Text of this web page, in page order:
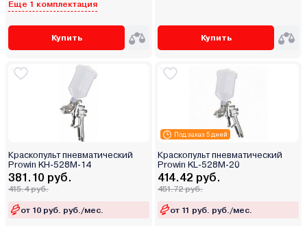
Еще 1 комплектация
Купить Купить
Краскопульт пневматический
Prowin KH-528M-14
381.10 руб.
415.4 руб.
от 10 руб. руб./мес.
Под заказ 5 дней
Краскопульт пневматический
Prowin KL-528M-20
414.42 руб.
451.72 руб.
от 11 руб. руб./мес.